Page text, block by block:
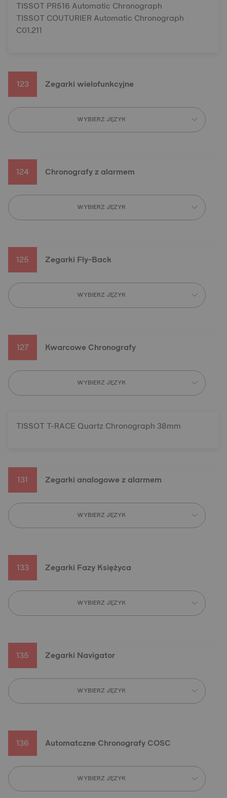
TISSOT PR516 Automatic Chronograph
TISSOT COUTURIER Automatic Chronograph
C01.211
123 Zegarki wielofunkcyjne
WYBIERZ JĘZYK
124 Chronografy z alarmem
WYBIERZ JĘZYK
125 Zegarki Fly-Back
WYBIERZ JĘZYK
127 Kwarcowe Chronografy
WYBIERZ JĘZYK
TISSOT T-RACE Quartz Chronograph 38mm
131 Zegarki analogowe z alarmem
WYBIERZ JĘZYK
133 Zegarki Fazy Księżyca
WYBIERZ JĘZYK
135 Zegarki Navigator
WYBIERZ JĘZYK
136 Automatczne Chronografy COSC
WYBIERZ JĘZYK